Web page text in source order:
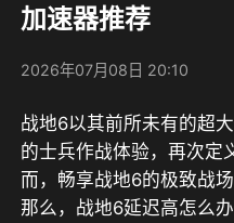
加速器推荐
2026年07月08日 20:10
战地6以其前所未有的超
的士兵作战体验，再次定
而，畅享战地6的极致战
那么，战地6延迟高怎么